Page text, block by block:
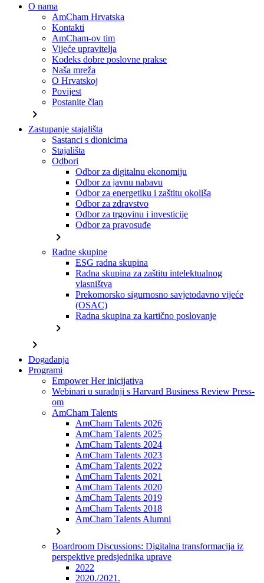
O nama
AmCham Hrvatska
Kontakti
AmCham-ov tim
Vijeće upravitelja
Kodeks dobre poslovne prakse
Naša mreža
O Hrvatskoj
Povijest
Postanite član
chevron_right
Zastupanje stajališta
Sastanci s dionicima
Stajališta
Odbori
Odbor za digitalnu ekonomiju
Odbor za javnu nabavu
Odbor za energetiku i zaštitu okoliša
Odbor za zdravstvo
Odbor za trgovinu i investicije
Odbor za pravosuđe
chevron_right
Radne skupine
ESG radna skupina
Radna skupina za zaštitu intelektualnog
vlasništva
Prekomorsko sigurnosno savjetodavno vijeće
(OSAC)
Radna skupina za kartično poslovanje
chevron_right
chevron_right
Događanja
Programi
Empower Her inicijativa
Webinari u suradnji s Harvard Business Review Press-
om
AmCham Talents
AmCham Talents 2026
AmCham Talents 2025
AmCham Talents 2024
AmCham Talents 2023
AmCham Talents 2022
AmCham Talents 2021
AmCham Talents 2020
AmCham Talents 2019
AmCham Talents 2018
AmCham Talents Alumni
chevron_right
Boardroom Discussions: Digitalna transformacija iz
perspektive predsjednika uprave
2022
2020./2021.